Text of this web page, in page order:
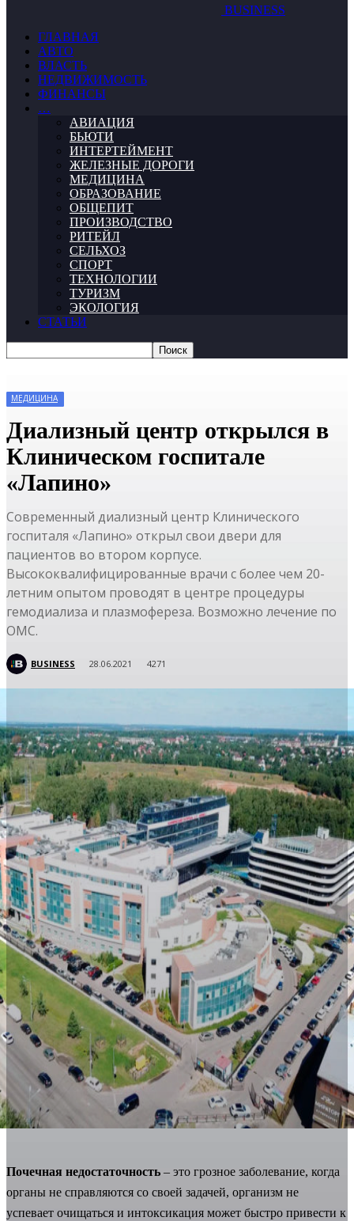
BUSINESS
ГЛАВНАЯ
АВТО
ВЛАСТЬ
НЕДВИЖИМОСТЬ
ФИНАНСЫ
…
АВИАЦИЯ
БЬЮТИ
ИНТЕРТЕЙМЕНТ
ЖЕЛЕЗНЫЕ ДОРОГИ
МЕДИЦИНА
ОБРАЗОВАНИЕ
ОБЩЕПИТ
ПРОИЗВОДСТВО
РИТЕЙЛ
СЕЛЬХОЗ
СПОРТ
ТЕХНОЛОГИИ
ТУРИЗМ
ЭКОЛОГИЯ
СТАТЬИ
МЕДИЦИНА
Диализный центр открылся в
Клиническом госпитале
«Лапино»
Современный диализный центр Клинического
госпиталя «Лапино» открыл свои двери для
пациентов во втором корпусе.
Высококвалифицированные врачи с более чем 20-
летним опытом проводят в центре процедуры
гемодиализа и плазмофереза. Возможно лечение по
ОМС.
BUSINESS 28.06.2021 4271
Почечная недостаточность – это грозное заболевание, когда
органы не справляются со своей задачей, организм не
успевает очищаться и интоксикация может быстро привести к